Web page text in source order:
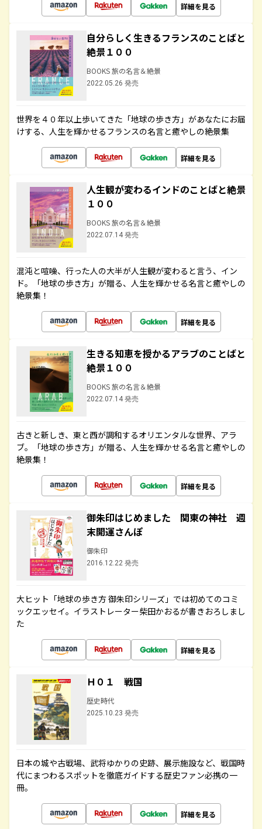
詳細を見る
自分らしく生きるフランスのことばと
絶景１００
BOOKS 旅の名言＆絶景
2022.05.26 発売
世界を４０年以上歩いてきた「地球の歩き方」があなたにお届
けする、人生を輝かせるフランスの名言と癒やしの絶景集
詳細を見る
人生観が変わるインドのことばと絶景
１００
BOOKS 旅の名言＆絶景
2022.07.14 発売
混沌と喧噪、行った人の大半が人生観が変わると言う、イン
ド。「地球の歩き方」が贈る、人生を輝かせる名言と癒やしの
絶景集！
詳細を見る
生きる知恵を授かるアラブのことばと
絶景１００
BOOKS 旅の名言＆絶景
2022.07.14 発売
古きと新しき、東と西が調和するオリエンタルな世界、アラ
ブ。「地球の歩き方」が贈る、人生を輝かせる名言と癒やしの
絶景集！
詳細を見る
御朱印はじめました 関東の神社 週
末開運さんぽ
御朱印
2016.12.22 発売
大ヒット「地球の歩き方 御朱印シリーズ」では初めてのコミ
ックエッセイ。イラストレーター柴田かおるが書きおろしまし
た
詳細を見る
Ｈ０１ 戦国
歴史時代
2025.10.23 発売
日本の城や古戦場、武将ゆかりの史跡、展示施設など、戦国時
代にまつわるスポットを徹底ガイドする歴史ファン必携の一
冊。
詳細を見る